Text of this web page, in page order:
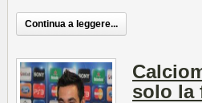
Continua a leggere...
solo la